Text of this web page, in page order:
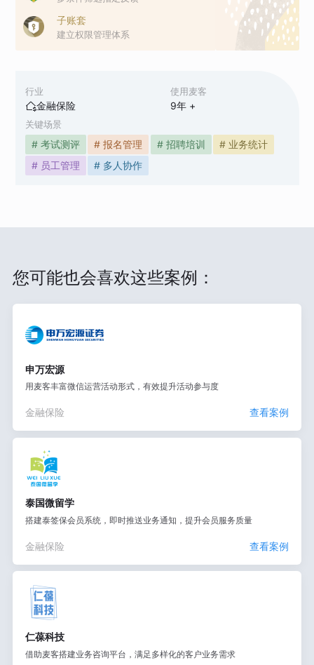
行业
金融保险
使用麦客
9年 +
关键场景
# 考试测评 # 报名管理 # 招聘培训
# 业务统计
# 员工管理
# 多人协作
子账套
建立权限管理体系
您可能也会喜欢这些案例：
申万宏源
用麦客丰富微信运营活动形式，有效提升活动参与度
金融保险 查看案例
泰国微留学
搭建泰签保会员系统，即时推送业务通知，提升会员服务质量
金融保险 查看案例
仁葆科技
借助麦客搭建业务咨询平台，满足多样化的客户业务需求